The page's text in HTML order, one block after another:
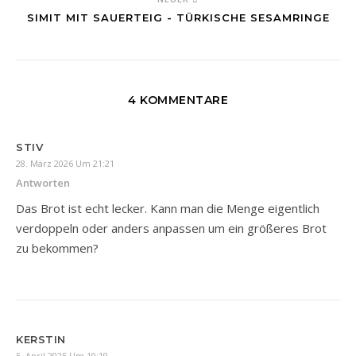
SIMIT MIT SAUERTEIG - TÜRKISCHE SESAMRINGE
4 KOMMENTARE
STIV
28. März 2026 Um 21:21
Antworten
Das Brot ist echt lecker. Kann man die Menge eigentlich
verdoppeln oder anders anpassen um ein größeres Brot
zu bekommen?
KERSTIN